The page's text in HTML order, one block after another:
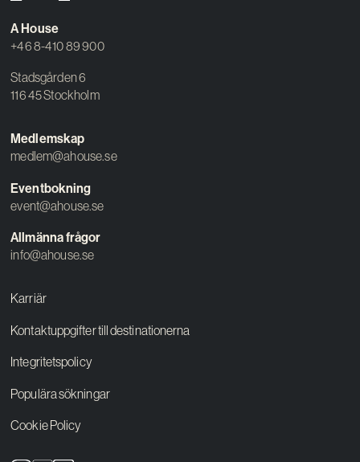
A House
+46 8-410 89 900
Stadsgården 6
116 45 Stockholm
Medlemskap
medlem@ahouse.se
Eventbokning
event@ahouse.se
Allmänna frågor
info@ahouse.se
Karriär
Kontaktuppgifter till destinationerna
Integritetspolicy
Populära sökningar
Cookie Policy